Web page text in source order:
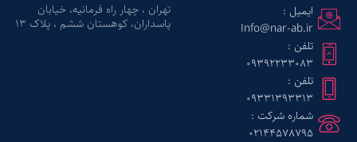
ایمیل :
Info@nar-ab.ir
تلفن :
09392233083
تلفن :
09331393313
شماره شرکت :
02144578795
تهران ، چهار راه فرمانیه، خیابان
پاسداران، کوهستان ششم ، پلاک ۱۳